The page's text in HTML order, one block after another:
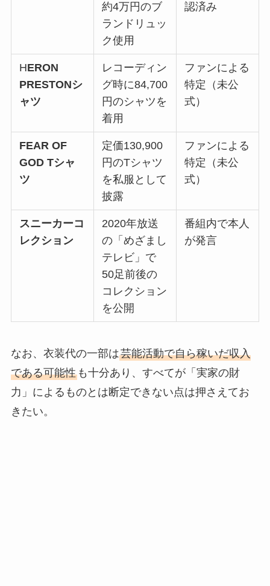
約4万円のブ
ランドリュッ
ク使用
認済み
HERON
PRESTONシ
ャツ
レコーディン
グ時に84,700
円のシャツを
着用
ファンによる
特定（未公
式）
FEAR OF
GOD Tシャ
ツ
定価130,900
円のTシャツ
を私服として
披露
ファンによる
特定（未公
式）
スニーカーコ
レクション
2020年放送
の「めざまし
テレビ」で
50足前後の
コレクション
を公開
番組内で本人
が発言
なお、衣装代の一部は芸能活動で自ら稼いだ収入
である可能性も十分あり、すべてが「実家の財
力」によるものとは断定できない点は押さえてお
きたい。